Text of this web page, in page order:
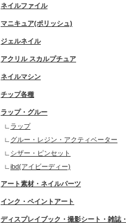
ネイルファイル
マニキュア(ポリッシュ)
ジェルネイル
アクリル スカルプチュア
ネイルマシン
チップ各種
ラップ・グルー
ラップ
グルー・レジン・アクティベーター
シザー・ピンセット
ibd(アイビーディー)
アート素材・ネイルパーツ
インク・ペイントアート
ディスプレイブック・撮影シート・雑誌・